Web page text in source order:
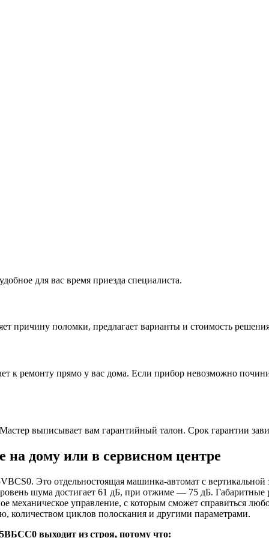
для вас время приезда специалиста.
причину поломки, предлагает варианты и стоимость
к ремонту прямо у вас дома. Если прибор невозможно
выписывает вам гарантийный талон. Срок гарантии
дому или в сервисном центре
Это отдельностоящая машинка-автомат с вертикальной
шума достигает 61 дБ, при отжиме — 75 дБ.
механическое управление, с которым сможет справиться
количеством циклов полоскания и другими параметрами.
выходит из строя, потому что: